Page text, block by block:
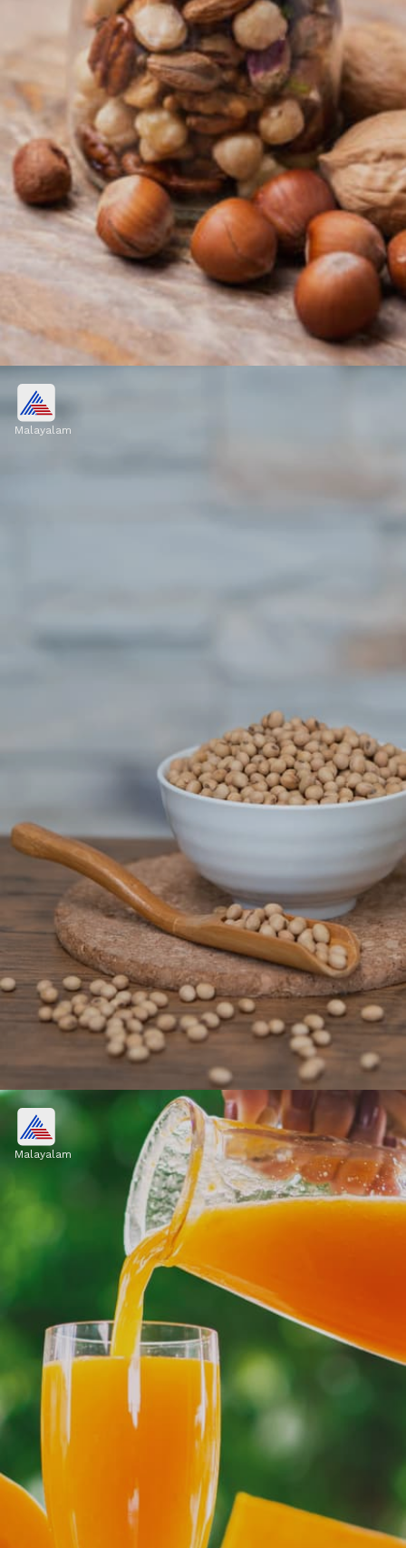
ബദാം, ചിയ വിത്തുകൾ, ഫ്ളാക്സ് സീഡ്
Malayalam
സോയാബീൻ
കാൽസ്യം, പ്രോട്ടീനുകൾ,
ഐസോഫ്ലേവോൺസ് (സസ്യ ഈസ്ട്രജൻ)
എന്നിവയുടെ ഉയർന്ന സാന്ദ്രത കാരണം
സോയാബീൻ അസ്ഥികളുടെ ആരോഗ്യത്തിന്
മികച്ചതാണ്.
Image credits: Getty
Malayalam